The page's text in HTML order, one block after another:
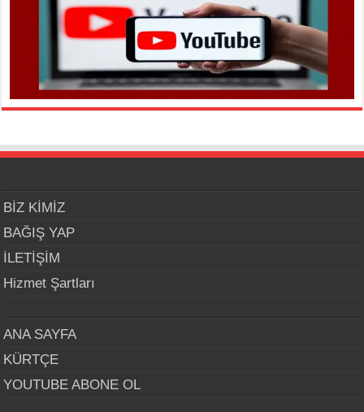
BİZ KİMİZ
BAĞIŞ YAP
İLETİŞİM
Hizmet Şartları
ANA SAYFA
KÜRTÇE
YOUTUBE ABONE OL